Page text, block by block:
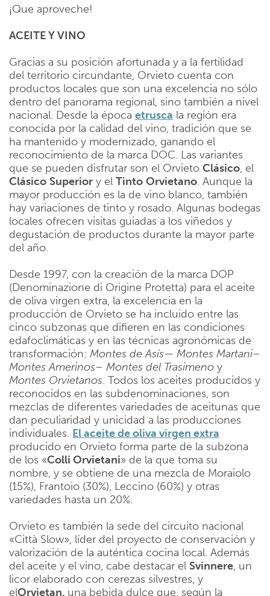
¡Que aproveche!
ACEITE Y VINO
Gracias a su posición afortunada y a la fertilidad
del territorio circundante, Orvieto cuenta con
productos locales que son una excelencia no sólo
dentro del panorama regional, sino también a nivel
nacional. Desde la época etrusca la región era
conocida por la calidad del vino, tradición que se
ha mantenido y modernizado, ganando el
reconocimiento de la marca DOC. Las variantes
que se pueden disfrutar son el Orvieto Clásico, el
Clásico Superior y el Tinto Orvietano. Aunque la
mayor producción es la de vino blanco, también
hay variaciones de tinto y rosado. Algunas bodegas
locales ofrecen visitas guiadas a los viñedos y
degustación de productos durante la mayor parte
del año.
Desde 1997, con la creación de la marca DOP
(Denominazione di Origine Protetta) para el aceite
de oliva virgen extra, la excelencia en la
producción de Orvieto se ha incluido entre las
cinco subzonas que difieren en las condiciones
edafoclimáticas y en las técnicas agronómicas de
transformación: Montes de Asís— Montes Martani–
Montes Amerinos– Montes del Trasimeno y
Montes Orvietanos. Todos los aceites producidos y
reconocidos en las subdenominaciones, son
mezclas de diferentes variedades de aceitunas que
dan peculiaridad y unicidad a las producciones
individuales. El aceite de oliva virgen extra
producido en Orvieto forma parte de la subzona
de los «Colli Orvietani» de la que toma su
nombre, y se obtiene de una mezcla de Moraiolo
(15%), Frantoio (30%), Leccino (60%) y otras
variedades hasta un 20%.
Orvieto es también la sede del circuito nacional
«Città Slow», líder del proyecto de conservación y
valorización de la auténtica cocina local. Además
del aceite y el vino, cabe destacar el Svinnere, un
licor elaborado con cerezas silvestres, y
elOrvietan, una bebida dulce que, según la